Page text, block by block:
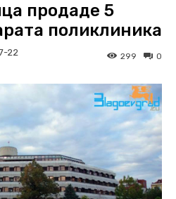
продаде 5
поликлиника
22 0
299